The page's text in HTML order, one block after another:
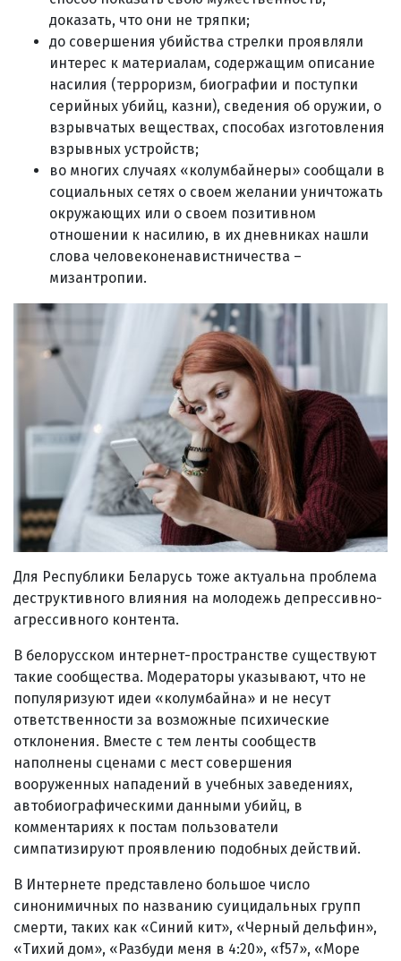
доказать, что они не тряпки;
до совершения убийства стрелки проявляли
интерес к материалам, содержащим описание
насилия (терроризм, биографии и поступки
серийных убийц, казни), сведения об оружии, о
взрывчатых веществах, способах изготовления
взрывных устройств;
во многих случаях «колумбайнеры» сообщали в
социальных сетях о своем желании уничтожать
окружающих или о своем позитивном
отношении к насилию, в их дневниках нашли
слова человеконенавистничества –
мизантропии.
Для Республики Беларусь тоже актуальна проблема
деструктивного влияния на молодежь депрессивно-
агрессивного контента.
В белорусском интернет-пространстве существуют
такие сообщества. Модераторы указывают, что не
популяризуют идеи «колумбайна» и не несут
ответственности за возможные психические
отклонения. Вместе с тем ленты сообществ
наполнены сценами с мест совершения
вооруженных нападений в учебных заведениях,
автобиографическими данными убийц, в
комментариях к постам пользователи
симпатизируют проявлению подобных действий.
В Интернете представлено большое число
синонимичных по названию суицидальных групп
смерти, таких как «Синий кит», «Черный дельфин»,
«Тихий дом», «Разбуди меня в 4:20», «f57», «Море